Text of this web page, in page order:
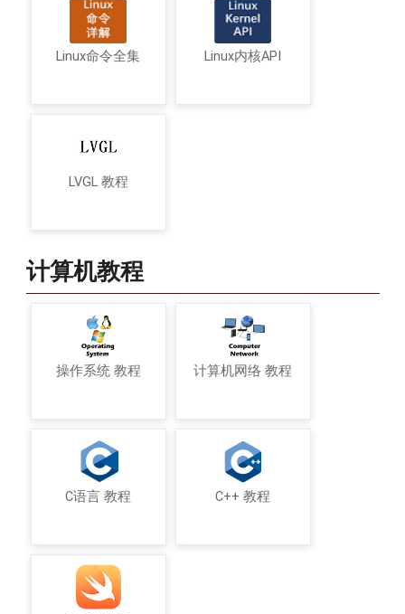
Linux命令全集 Linux内核API
LVGL 教程
计算机教程
操作系统 教程 计算机网络 教程
C语言 教程 C++ 教程